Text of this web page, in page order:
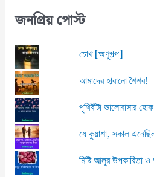
জনপ্রিয় পোস্ট
চোখ [অণুগল্প]
আমাদের হারানো শৈশব!
পৃথিবীটা ভালোবাসার
যে কুয়াশা, সকাল
মিষ্টি আলুর উপকারিতা